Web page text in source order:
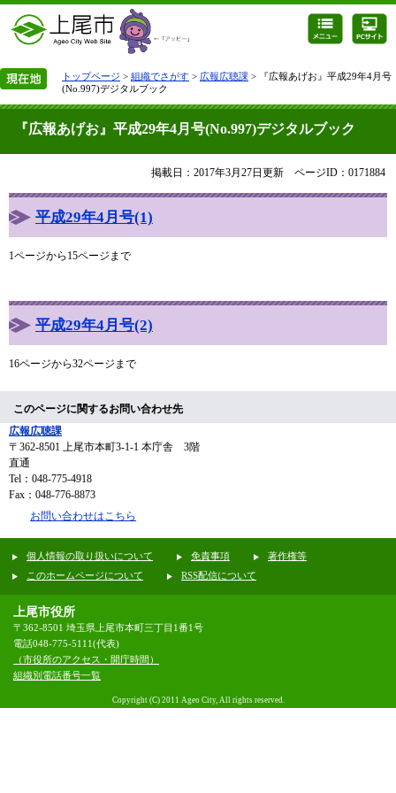
トップページ > 組織でさがす > 広報広聴課 > 『広報あげお』平成29年4月号
(No.997)デジタルブック
『広報あげお』平成29年4月号(No.997)デジタルブック
掲載日：2017年3月27日更新 ページID：0171884
平成29年4月号(1)
1ページから15ページまで
平成29年4月号(2)
16ページから32ページまで
このページに関するお問い合わせ先
広報広聴課
〒362-8501 上尾市本町3-1-1 本庁舎 3階
直通
Tel：048-775-4918
Fax：048-776-8873
お問い合わせはこちら
個人情報の取り扱いについて 免責事項
著作権等
このホームページについて
RSS配信について
上尾市役所
〒362-8501 埼玉県上尾市本町三丁目1番1号
電話048-775-5111(代表)
（市役所のアクセス・開庁時間）
組織別電話番号一覧
Copyright (C) 2011 Ageo City, All rights reserved.